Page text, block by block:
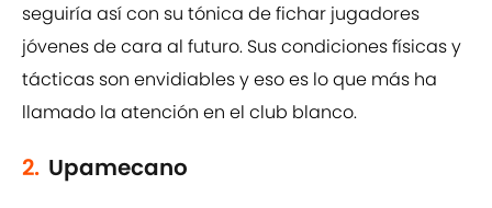
seguiría así con su tónica de fichar jugadores
jóvenes de cara al futuro. Sus condiciones físicas y
tácticas son envidiables y eso es lo que más ha
llamado la atención en el club blanco.
2. Upamecano